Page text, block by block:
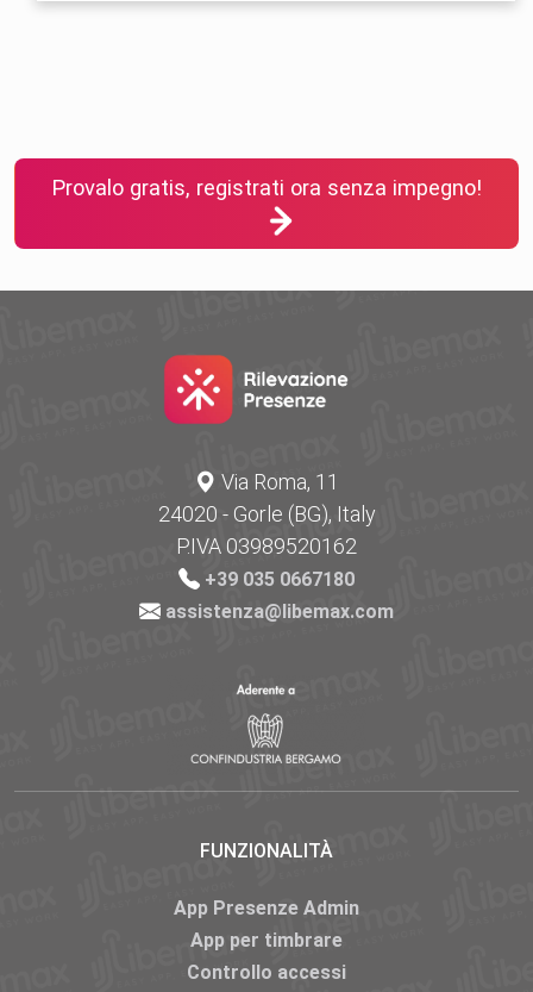
Provalo gratis, registrati ora senza impegno!
Via Roma, 11
24020 - Gorle (BG), Italy
P.IVA 03989520162
+39 035 0667180
assistenza@libemax.com
FUNZIONALITÀ
App Presenze Admin
App per timbrare
Controllo accessi